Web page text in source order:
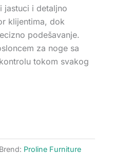
jastuci i detaljno
klijentima, dok
podešavanje.
za noge sa
tokom svakog
Brend: Proline Furniture